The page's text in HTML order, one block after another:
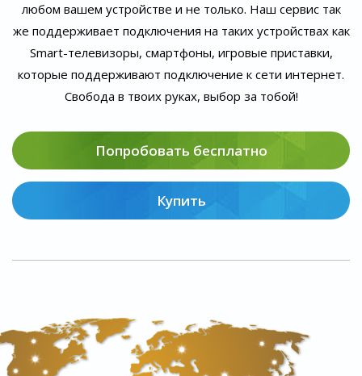
любом вашем устройстве и не только. Наш сервис так
же поддерживает подключения на таких устройствах как
Smart-телевизоры, смартфоны, игровые приставки,
которые поддерживают подключение к сети интернет.
Свобода в твоих руках, выбор за тобой!
Попробовать бесплатно
Купить